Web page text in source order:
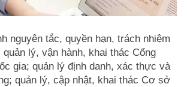
nguyên tắc, quyền hạn, trách nhiệm
lý, vận hành, khai thác Cổng
gia; quản lý định danh, xác thực và
quản lý, cập nhật, khai thác Cơ sở